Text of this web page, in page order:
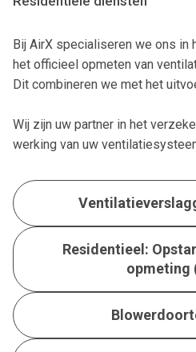
Bij AirX specialiseren we ons in
het officieel opmeten van
Dit combineren we met het
Wij zijn uw partner in het
werking van uw
Residentieel:
opmeting